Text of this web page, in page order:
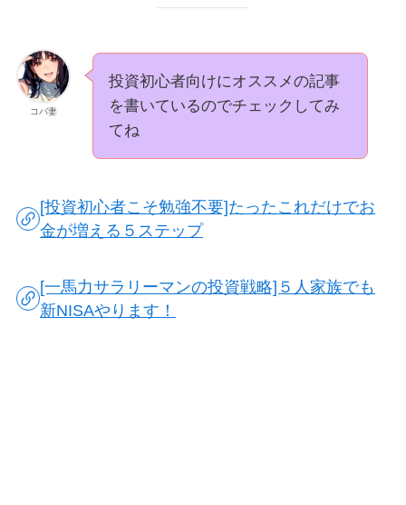
コバ妻
投資初心者向けにオススメの記事
を書いているのでチェックしてみ
てね
[投資初心者こそ勉強不要]たったこれだけでお
金が増える５ステップ
[一馬力サラリーマンの投資戦略]５人家族でも
新NISAやります！